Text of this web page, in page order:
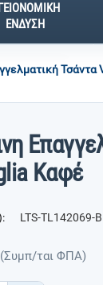
ΕΝΔΥΣΗ
Καφέ
LTS-TL142069-
(Συμπ/ται ΦΠΑ)